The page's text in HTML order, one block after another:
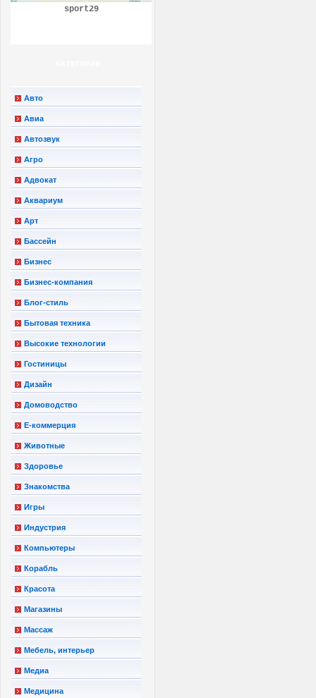
sport29
Авто
Авиа
Автозвук
Агро
Адвокат
Аквариум
Арт
Бассейн
Бизнес
Бизнес-компания
Блог-стиль
Бытовая техника
Высокие технологии
Гостиницы
Дизайн
Домоводство
Е-коммерция
Животные
Здоровье
Знакомства
Игры
Индустрия
Компьютеры
Корабль
Красота
Магазины
Массаж
Мебель, интерьер
Медиа
Медицина